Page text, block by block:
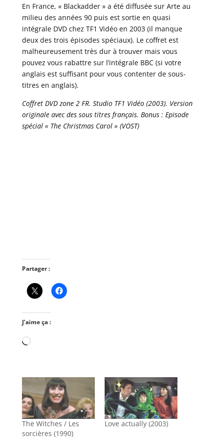
En France, « Blackadder » a été diffusée sur Arte au
milieu des années 90 puis est sortie en quasi
intégrale DVD chez TF1 Vidéo en 2003 (il manque
deux des trois épisodes spéciaux). Le coffret est
malheureusement très dur à trouver mais vous
pouvez vous rabattre sur l’intégrale BBC (si votre
anglais est suffisant pour vous contenter de sous-
titres en anglais).
Coffret DVD zone 2 FR. Studio TF1 Vidéo (2003). Version
originale avec des sous titres français. Bonus : Episode
spécial « The Christmas Carol » (VOST)
Partager :
J’aime ça :
Chargement…
The Witches / Les
sorcières (1990)
Love actually (2003)